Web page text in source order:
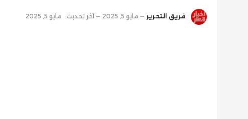
فريق التحرير مايو 5, 2025 آخر تحديث: مايو 5, 2025